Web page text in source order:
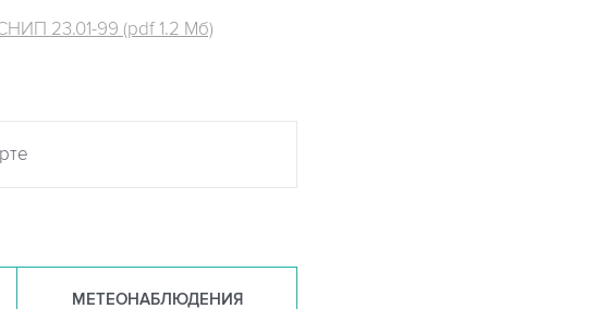
23.01-99 (pdf 1.2 Мб)
МЕТЕОНАБЛЮДЕНИЯ